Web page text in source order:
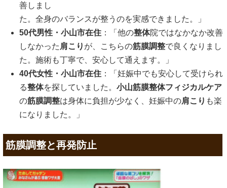
善しまし
た。全身のバランスが整うのを実感できました。」
50代男性・小山市在住 ：「他の整体院ではなかなか改善
しなかった 肩こり が、こちらの筋膜調整で良くなりまし
た。施術も丁寧で、安心して通えます。」
40代女性・小山市在住 ：「妊娠中でも安心して受けられ
る整体を探していました。 小山筋膜整体フィジカルケア
の筋膜調整は身体に負担が少なく、妊娠中の肩こり も楽
になりました。」
筋膜調整と再発防止